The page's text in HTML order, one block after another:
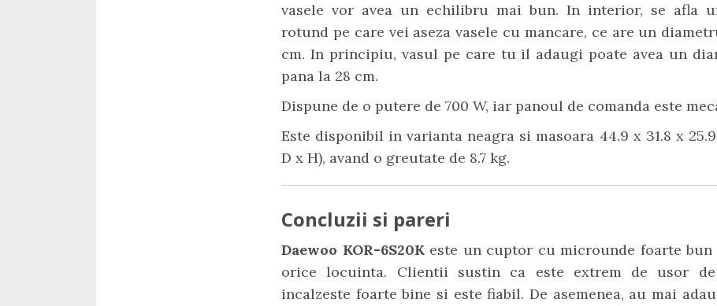
vasele vor avea un echilibru mai bun. In interior, se afla
rotund pe care vei aseza vasele cu mancare, ce are un
cm. In principiu, vasul pe care tu il adaugi poate avea un
pana la 28 cm.
Dispune de o putere de 700 W, iar panoul de comanda este
Este disponibil in varianta neagra si masoara 44.9 x 31.8 x
D x H), avand o greutate de 8.7 kg.
Concluzii si pareri
Daewoo KOR-6S20K este un cuptor cu microunde foarte
orice locuinta. Clientii sustin ca este extrem de usor
incalzeste foarte bine si este fiabil. De asemenea, au mai